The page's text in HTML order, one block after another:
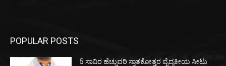
POPULAR POSTS
5 ಸಾವಿರ ಹೆಚ್ಚುವರಿ ಸ್ನಾತಕೋತ್ತರ ವೈದ್ಯಕೀಯ ಸೀಟು